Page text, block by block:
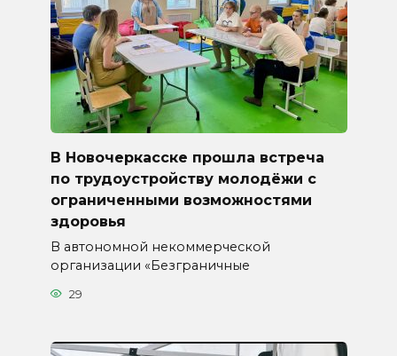
В Новочеркасске прошла встреча
по трудоустройству молодёжи с
ограниченными возможностями
здоровья
В автономной некоммерческой
организации «Безграничные
29